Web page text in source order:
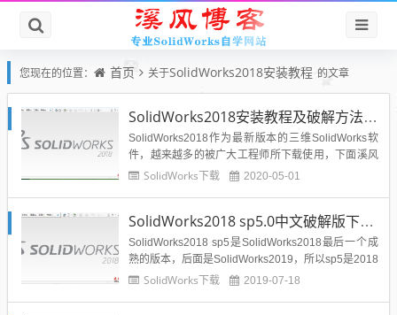
您现在的位置： 首页 关于SolidWorks2018安装教程 的文章
SolidWorks2018安装教程及破解方法(附下载地址)-溪风亲测
SolidWorks2018作为最新版本的三维SolidWorks软
件，越来越多的被广大工程师所下载使用，下面溪风
博客旗下的溪风软件助手整理发布的SolidWorks2018
人工服务。安装前准备：SolidW...
SolidWorks下载 2020-05-01
SolidWorks2018 sp5.0中文破解版下载（附安装教程）
SolidWorks2018 sp5是SolidWorks2018最后一个成
熟的版本，后面是SolidWorks2019，所以sp5是2018
里面优化最好的版本，今天小编就给大家分享soldiwo
SolidWorks下载 2019-07-18